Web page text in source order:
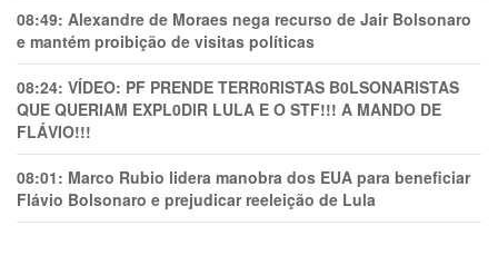
08:49: Alexandre de Moraes nega recurso de Jair Bolsonaro
e mantém proibição de visitas políticas
08:24: VÍDEO: PF PRENDE TERR0RlSTAS B0LSONARlSTAS
QUE QUERIAM EXPL0DlR LULA E O STF!!! A MANDO DE
FLÁVIO!!!
08:01: Marco Rubio lidera manobra dos EUA para beneficiar
Flávio Bolsonaro e prejudicar reeleição de Lula